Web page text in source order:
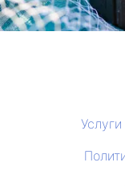
Услуги